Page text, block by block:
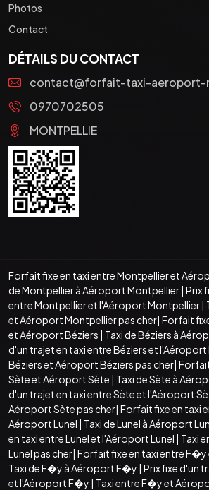
Photos
Contact
DÉTAILS DU CONTACT
contact@forfait-taxi-aeroport-
0970702505
MONTPELLIE
Forfait fixe en taxi entre Montpellier et
de Montpellier à Aéroport Montpellier| Prix
entre Montpellier et l'Aéroport Montpellier|
et Aéroport Montpellier pas cher| Forfait
et Aéroport Béziers | Taxi de Béziers à
d'un trajet en taxi entre Béziers et l'Aéroport
Béziers et Aéroport Béziers pas cher|
Sète et Aéroport Sète | Taxi de Sète à
d'un trajet en taxi entre Sète et l'Aéroport
Aéroport Sète pas cher| Forfait fixe en taxi
Aéroport Lunel | Taxi de Lunel à Aéroport
en taxi entre Lunel et l'Aéroport Lunel | Taxi
Lunel pas cher| Forfait fixe en taxi entre
Taxi de F�y à Aéroport F�y | Prix fixe d'un
et l'Aéroport F�y | Taxi entre F�y et